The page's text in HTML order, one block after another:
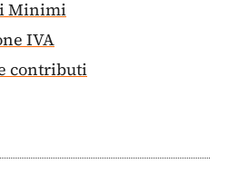
Minimi
IVA
contributi